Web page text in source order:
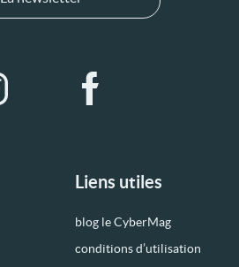
Liens utiles
blog le CyberMag
conditions d’utilisation